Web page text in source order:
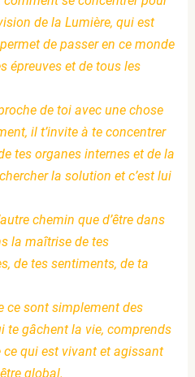
de la Lumière, qui est
de passer en ce monde
épreuves et de tous les
de toi avec une chose
il t’invite à te concentrer
tes organes internes et de la
la solution et c’est lui
chemin que d’être dans
la maîtrise de tes
de tes sentiments, de ta
ce sont simplement des
te gâchent la vie, comprends
ce qui est vivant et agissant
global.